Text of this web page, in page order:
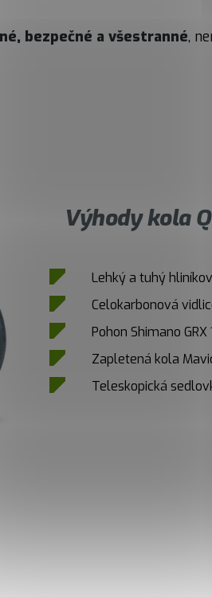
bezpečné a všestranné,
Výhody kola
Lehký a tuhý
Celokarbonová
Pohon Shimano GRX
Zapletená kola
Teleskopická